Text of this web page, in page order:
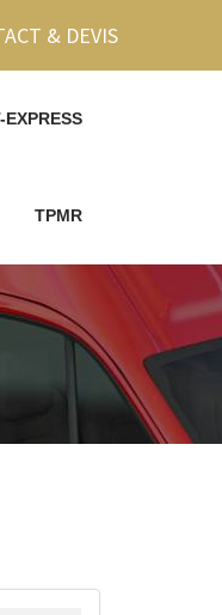
& DEVIS
EXPRESS
TPMR